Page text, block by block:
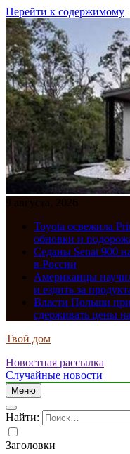
Перейти к содержимому
9 августа, 2026
Toyota освежила
обновки и
Седаны Senat 900
в России
Американцы
и ездить за
Власти Польши
сдерживать цены
Твой дом
Новостная рассылка
Случайные новости
Меню
Найти:
Заголовки